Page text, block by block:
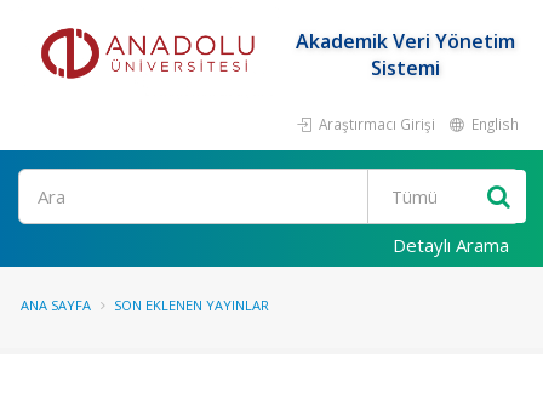
Akademik Veri Yönetim
Sistemi
Araştırmacı Girişi English
Ara
Detaylı Arama
ANA SAYFA SON EKLENEN YAYINLAR